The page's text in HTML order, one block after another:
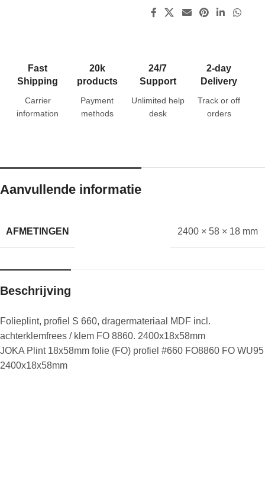
Fast
Shipping
Carrier
information
20k
products
Payment
methods
24/7
Support
Unlimited help
desk
2-day
Delivery
Track or off
orders
Aanvullende informatie
AFMETINGEN 2400 × 58 × 18 mm
Beschrijving
Folieplint, profiel S 660, dragermateriaal MDF incl.
achterklemfrees / klem FO 8860. 2400x18x58mm
JOKA Plint 18x58mm folie (FO) profiel #660 FO8860 FO WU95
2400x18x58mm